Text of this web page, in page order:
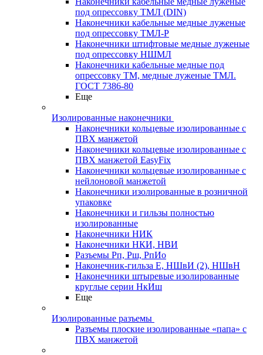
под опрессовку ТМЛ (DIN)
Наконечники кабельные медные луженые
под опрессовку ТМЛ-Р
Наконечники штифтовые медные луженые
под опрессовку НШМЛ
Наконечники кабельные медные под
опрессовку ТМ, медные луженые ТМЛ.
ГОСТ 7386-80
Еще
Изолированные наконечники
Наконечники кольцевые изолированные с
ПВХ манжетой
Наконечники кольцевые изолированные с
ПВХ манжетой EasyFix
Наконечники кольцевые изолированные с
нейлоновой манжетой
Наконечники изолированные в розничной
упаковке
Наконечники и гильзы полностью
изолированные
Наконечники НИК
Наконечники НКИ, НВИ
Разъемы Рп, Рш, РпИо
Наконечник-гильза Е, НШвИ (2), НШвН
Наконечники штыревые изолированные
круглые серии НкИш
Еще
Изолированные разъемы
Разъемы плоские изолированные «папа» с
ПВХ манжетой